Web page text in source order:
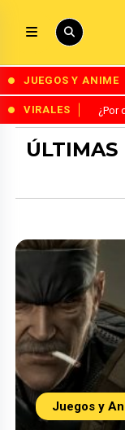
JUEGOS Y ANIME
VIRALES ¿Por
ÚLTIMAS
Juegos y